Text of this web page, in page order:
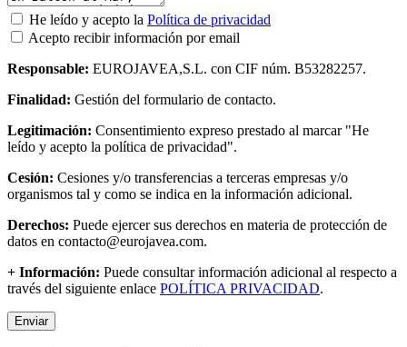
He leído y acepto la Política de privacidad
Acepto recibir información por email
Responsable: EUROJAVEA,S.L. con CIF núm. B53282257.
Finalidad: Gestión del formulario de contacto.
Legitimación: Consentimiento expreso prestado al marcar "He
leído y acepto la política de privacidad".
Cesión: Cesiones y/o transferencias a terceras empresas y/o
organismos tal y como se indica en la información adicional.
Derechos: Puede ejercer sus derechos en materia de protección de
datos en contacto@eurojavea.com.
+ Información: Puede consultar información adicional al respecto a
través del siguiente enlace POLÍTICA PRIVACIDAD.
Enviar